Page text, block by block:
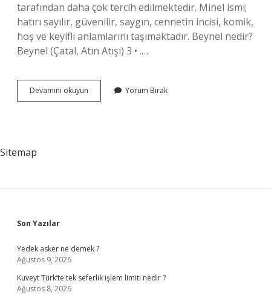
tarafından daha çok tercih edilmektedir. Minel ismi;
hatırı sayılır, güvenilir, saygın, cennetin incisi, komik,
hoş ve keyifli anlamlarını taşımaktadır. Beynel nedir?
Beynel (Çatal, Atın Atışı) 3 • .…
Devamını okuyun
Minel
Yorum Bırak
Sitemap
Sidebar
Son Yazılar
Yedek asker ne demek ?
Ağustos 9, 2026
Kuveyt Türk’te tek seferlik işlem limiti nedir ?
Ağustos 8, 2026